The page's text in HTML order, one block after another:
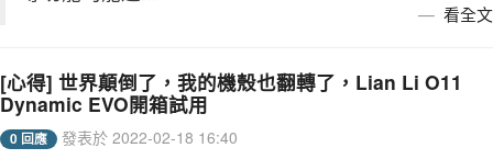
看全文
[心得] 世界顛倒了，我的機殼也翻轉了，Lian Li O11
Dynamic EVO開箱試用
0 回應 發表於 2022-02-18 16:40